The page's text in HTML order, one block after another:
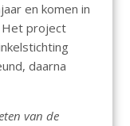
en komen in
Het project
daarna
van de